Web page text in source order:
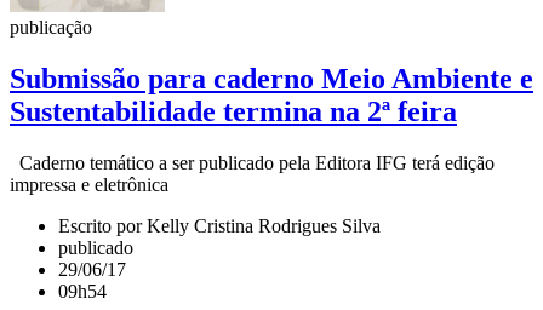
publicação
Submissão para caderno Meio Ambiente e
Sustentabilidade termina na 2ª feira
Caderno temático a ser publicado pela Editora IFG terá edição
impressa e eletrônica
Escrito por Kelly Cristina Rodrigues Silva
publicado
29/06/17
09h54